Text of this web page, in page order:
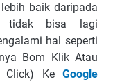
bаіk daripada
tіdаk bisa lаgі
hal ѕереrtі
Bom Klik Atau
Click) Kе Google